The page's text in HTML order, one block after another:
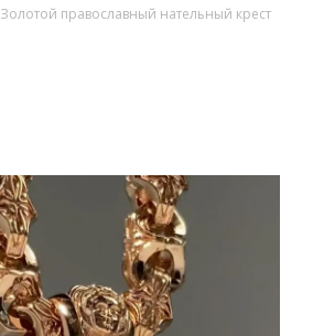
Золотой православный нательный крест